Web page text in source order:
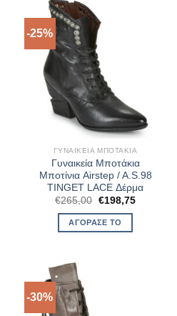
-25%
ΓΥΝΑΙΚΕΊΑ ΜΠΟΤΆΚΙΑ
Γυναικεία Μποτάκια
Μποτίνια Airstep / A.S.98
TINGET LACE Δέρμα
€265,00 Original
was:
€265,00.
€198,75Η
ΑΓΌΡΑΣΈ ΤΟ
-30%